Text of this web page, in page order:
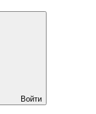
Войти